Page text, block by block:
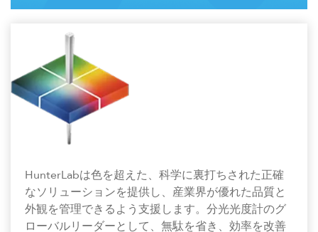
HunterLabは色を超えた、科学に裏打ちされた正確
なソリューションを提供し、産業界が優れた品質と
外観を管理できるよう支援します。分光光度計のグ
ローバルリーダーとして、無駄を省き、効率を改善